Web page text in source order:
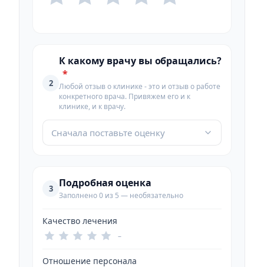
2
К какому врачу вы обращались?
*
Любой отзыв о клинике - это и отзыв о работе
конкретного врача. Привяжем его и к
клинике, и к врачу.
Сначала поставьте оценку
3 Подробная оценка
Заполнено 0 из 5 — необязательно
Качество лечения
–
Отношение персонала